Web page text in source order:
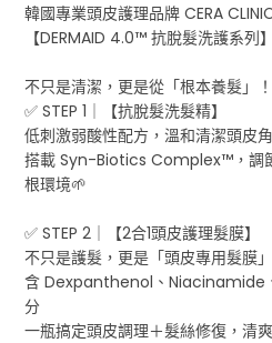
韓國專業頭皮護理品牌 CERA
【DERMAID 4.0™ 抗脫髮洗護系列】
不只是清潔，更是從「根本養髮」！
✅ STEP 1｜【抗脫髮洗髮精】
低刺激弱酸性配方，溫和清潔頭皮
搭載 Syn-Biotics Complex™，調
根環境🌱
✅ STEP 2｜【2合1頭皮護理髮膜】
不只是護髮，更是「頭皮專用髮膜」
含 Dexpanthenol、Niacinamide
分
一瓶搞定頭皮調理＋髮絲修復，清